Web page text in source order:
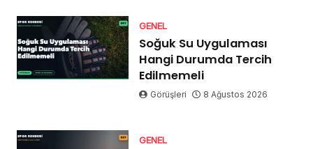
GENEL
Soğuk Su Uygulaması
Hangi Durumda Tercih
Edilmemeli
Görüşleri 8 Ağustos 2026
GENEL